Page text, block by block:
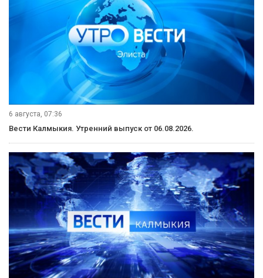
6 августа, 07:36
Вести Калмыкия. Утренний выпуск от 06.08.2026.